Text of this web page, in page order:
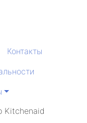
Контакты
Kitchenaid